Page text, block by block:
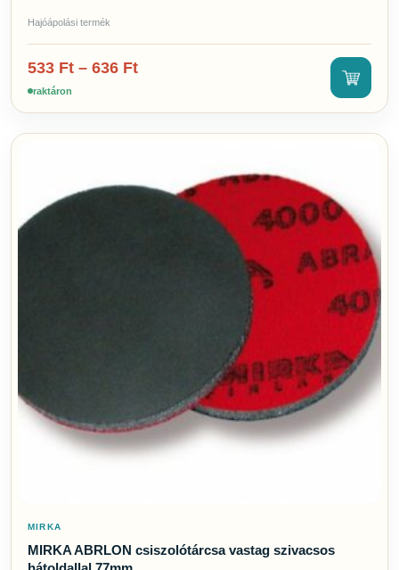
Hajóápolási termék
533 Ft – 636 Ft
raktáron
MIRKA
MIRKA ABRLON csiszolótárcsa vastag szivacsos